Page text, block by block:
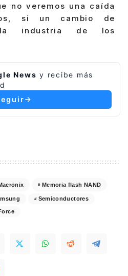
no veremos una caída
si un cambio de
industria de los
News y recibe más
Memoria flash NAND
Semiconductores